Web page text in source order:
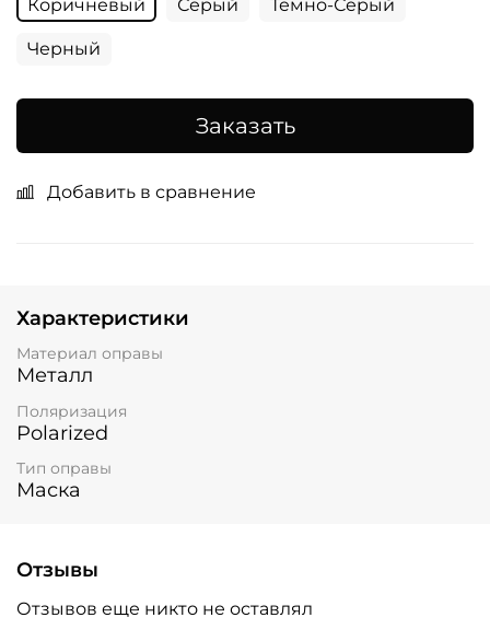
Коричневый Серый Темно-Серый
Черный
Заказать
Добавить в сравнение
Характеристики
Материал оправы
Металл
Поляризация
Polarized
Тип оправы
Маска
Отзывы
Отзывов еще никто не оставлял